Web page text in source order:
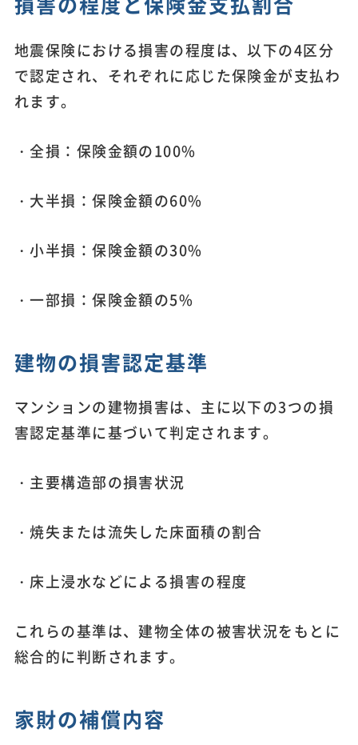
地震保険における損害の程度は、以下の4区分
で認定され、それぞれに応じた保険金が支払わ
れます。
・全損：保険金額の100%
・大半損：保険金額の60%
・小半損：保険金額の30%
・一部損：保険金額の5%
建物の損害認定基準
マンションの建物損害は、主に以下の3つの損
害認定基準に基づいて判定されます。
・主要構造部の損害状況
・焼失または流失した床面積の割合
・床上浸水などによる損害の程度
これらの基準は、建物全体の被害状況をもとに
総合的に判断されます。
家財の補償内容